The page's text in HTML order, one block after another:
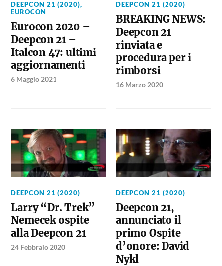
DEEPCON 21 (2020),
EUROCON
Eurocon 2020 –
Deepcon 21 –
Italcon 47: ultimi
aggiornamenti
6 Maggio 2021
DEEPCON 21 (2020)
BREAKING NEWS:
Deepcon 21
rinviata e
procedura per i
rimborsi
16 Marzo 2020
DEEPCON 21 (2020)
Larry “Dr. Trek”
Nemecek ospite
alla Deepcon 21
24 Febbraio 2020
DEEPCON 21 (2020)
Deepcon 21,
annunciato il
primo Ospite
d’onore: David
Nykl